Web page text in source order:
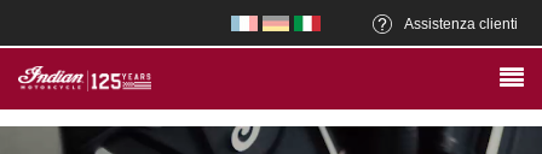
Assistenza clienti